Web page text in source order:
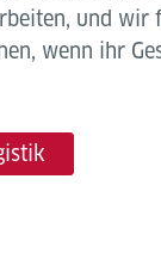
und wir
wenn ihr